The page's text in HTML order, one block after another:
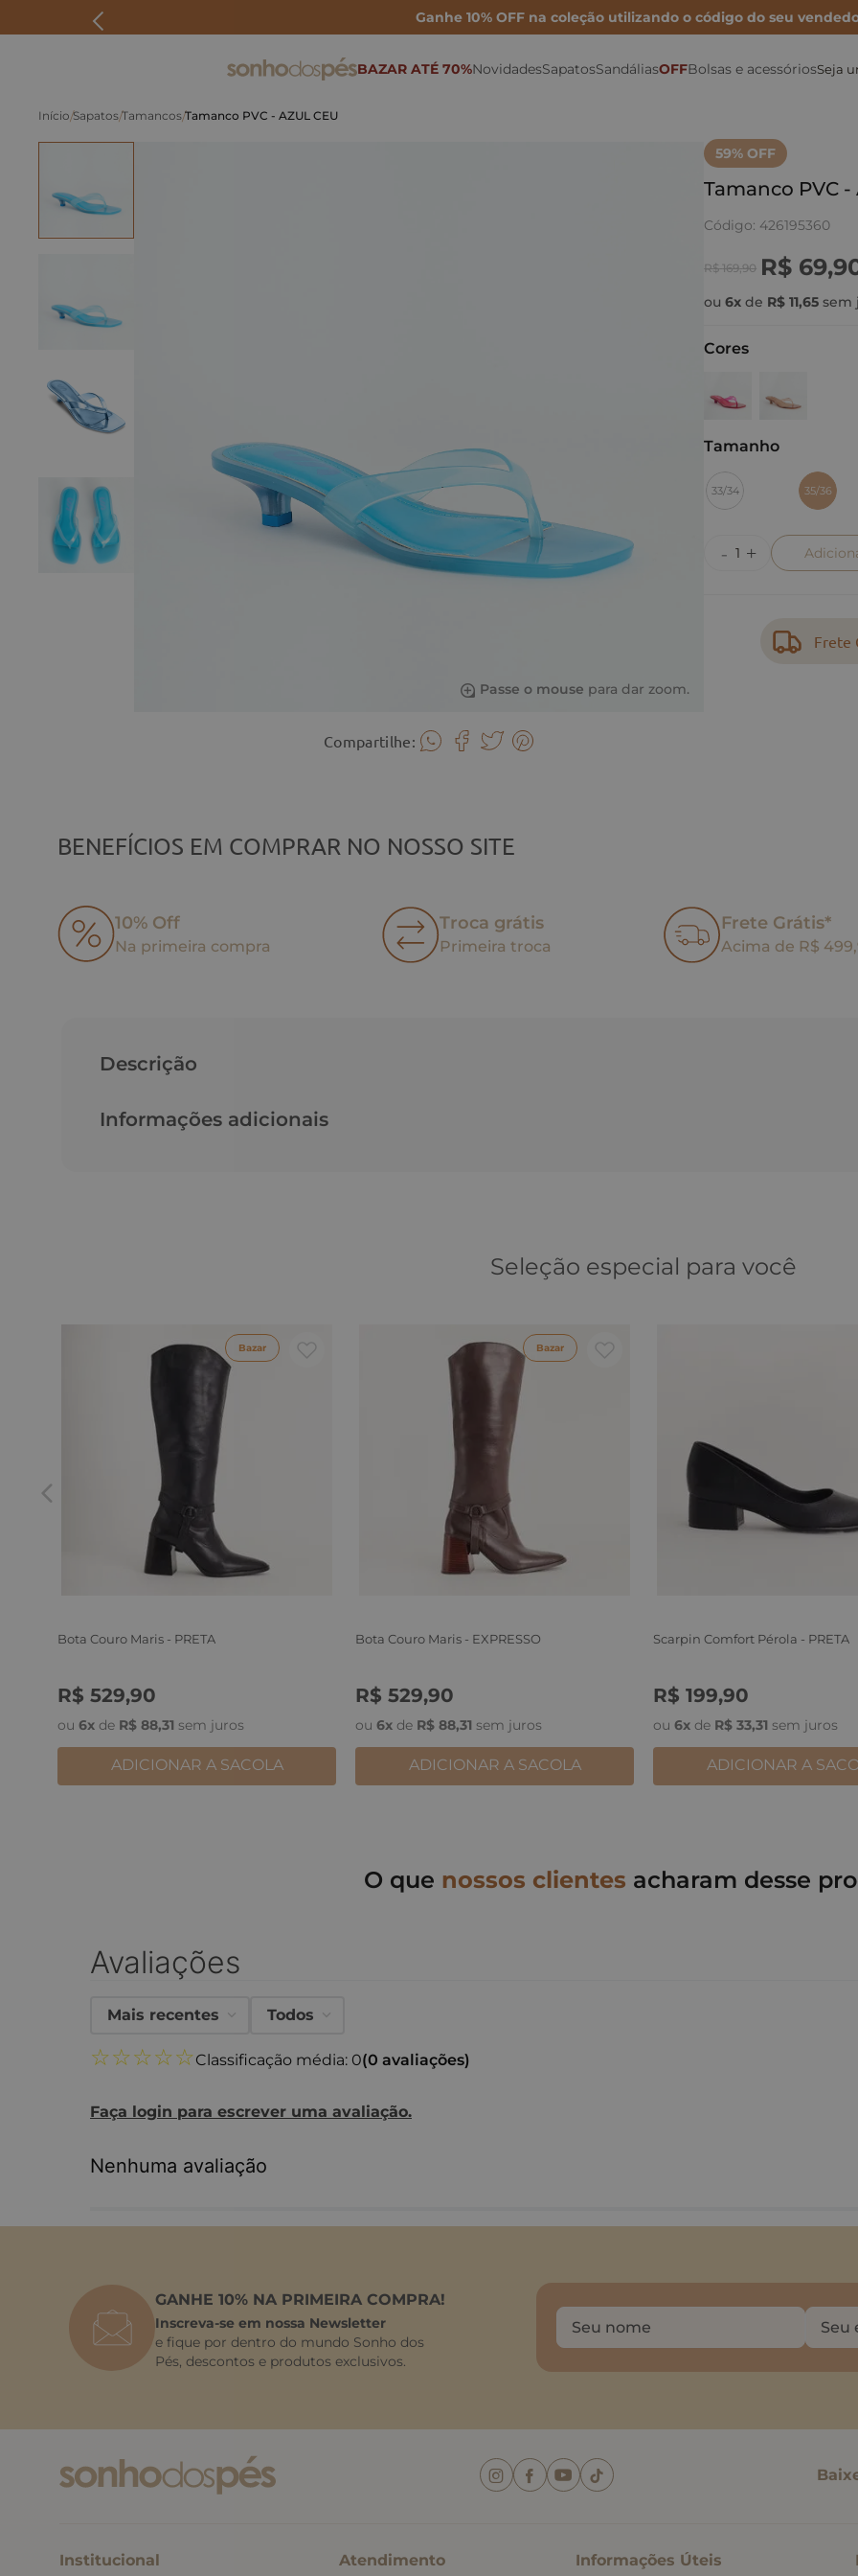
Ganhe 10% OFF na coleção utilizando o código do seu
BAZAR ATÉ 70%NovidadesSapatosSandálias
Sandálias Altas
Sandálias médias e baixas
OFFBolsas e acessórios
Ver todas as Bolsas
Seja
Sapatos Tamancos Tamanco PVC - AZUL CEU
Passe o mouse para dar zoom.
Compartilhe:
59% OFF
Tamanco PVC -
Código: 426195360
R$ 169,90 R$ 69,
ou6x de R$ 11,65 sem
Cores
Tamanho
33/34 35/36
Frete
BENEFÍCIOS EM COMPRAR NO NOSSO SITE
10% Off
Na primeira compra
Troca grátis
Primeira troca
Frete Grátis*
Acima de R$
Descrição
Informações adicionais
Seleção especial para você
Bazar
Bota Couro Maris - PRETA
R$ 529,90
ou 6x de R$ 88,31 sem juros
36
ADICIONAR A SACOLA
Bazar
Bota Couro Maris - EXPRESSO
R$ 529,90
ou 6x de R$ 88,31 sem juros
36
ADICIONAR A SACOLA
Scarpin Comfort Pérola - PRETA
R$ 199,90
ou 6x de R$ 33,31 sem juros
36
ADICIONAR A
O que nossos clientes acharam desse
Avaliações
☆☆☆☆☆Classificação média: 0(0 avaliações)
Faça login para escrever uma avaliação.
Mais recentes Todos
Nenhuma avaliação
GANHE 10% NA PRIMEIRA COMPRA!
Inscreva-se em nossa Newsletter
e fique por dentro do mundo Sonho dos
Pés, descontos e produtos exclusivos.
Institucional Atendimento Informações Úteis